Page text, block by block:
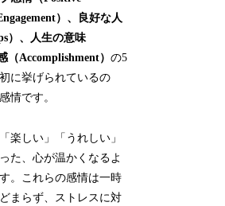
）、良好な人
）、人生の意味
（Accomplishment）の5
に挙げられているの
情です。
楽しい」「うれしい」
た、心が温かくなるよ
。これらの感情は一時
まらず、ストレスに対